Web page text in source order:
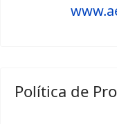
Política de